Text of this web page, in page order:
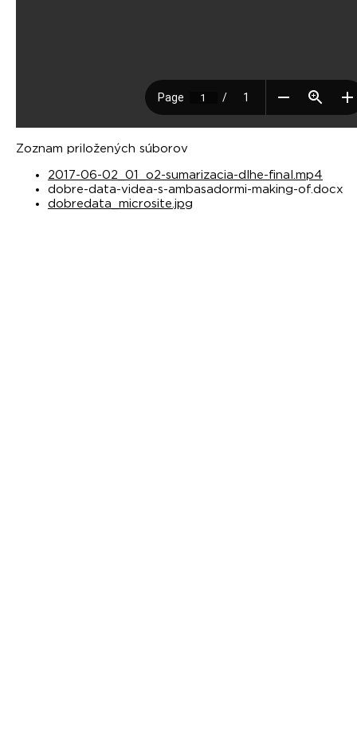
Zoznam priložených súborov
2017-06-02_01_o2-sumarizacia-dlhe-final.mp4
dobre-data-videa-s-ambasadormi-making-of.docx
dobredata_microsite.jpg